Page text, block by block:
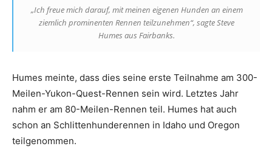
„Ich freue mich darauf, mit meinen eigenen Hunden an einem
ziemlich prominenten Rennen teilzunehmen“, sagte Steve
Humes aus Fairbanks.
Humes meinte, dass dies seine erste Teilnahme am 300-
Meilen-Yukon-Quest-Rennen sein wird. Letztes Jahr
nahm er am 80-Meilen-Rennen teil. Humes hat auch
schon an Schlittenhunderennen in Idaho und Oregon
teilgenommen.